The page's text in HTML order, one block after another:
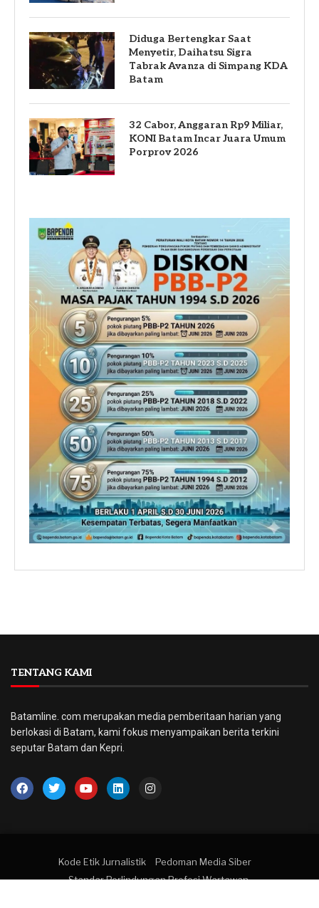
Diduga Bertengkar Saat
Menyetir, Daihatsu Sigra
Tabrak Avanza di Simpang KDA
Batam
32 Cabor, Anggaran Rp9 Miliar,
KONI Batam Incar Juara Umum
Porprov 2026
TENTANG KAMI
Batamline. com merupakan media pemberitaan harian yang
berlokasi di Batam, kami fokus menyampaikan berita terkini
seputar Batam dan Kepri.
Kode Etik Jurnalistik
Pedoman Media Siber
Standar Perlindungan Profesi Wartawan